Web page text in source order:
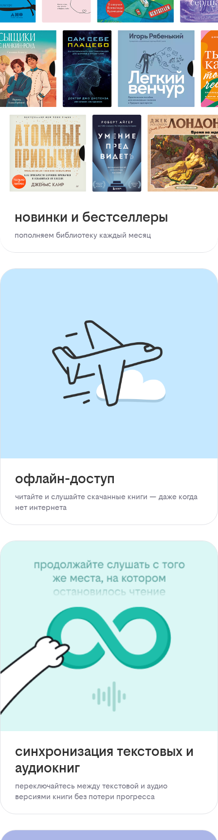
новинки и бестселлеры
пополняем библиотеку каждый месяц
офлайн-доступ
читайте и слушайте скачанные книги — даже когда
нет интернета
синхронизация текстовых и
аудиокниг
переключайтесь между текстовой и аудио
версиями книги без потери прогресса